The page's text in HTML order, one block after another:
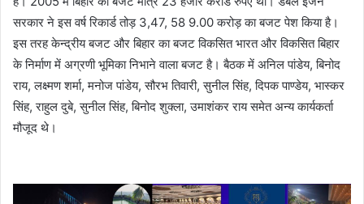
सरकार ने इस वर्ष रिकार्ड तोड़ 3,47, 58 9.00 करोड़ का बजट पेश किया है।
इस तरह केन्द्रीय बजट और बिहार का बजट विकसित भारत और विकसित बिहार
के निर्माण में अग्रणी भूमिका निभाने वाला बजट है। बैठक में अनिल पांडेय, बिनोद
राय, लक्ष्मण शर्मा, मनोज पांडेय, सौरभ तिवारी, सुनील सिंह, दिपक पाण्डेय, भास्कर
सिंह, राहुल दुबे, सुनील सिंह, बिनोद शुक्ला, उमाशंकर राय समेत अन्य कार्यकर्ता
मौजूद थे।